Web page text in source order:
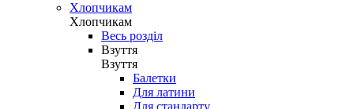
Хлопчикам
Хлопчикам
Весь розділ
Взуття
Взуття
Балетки
Для латини
Для стандарту